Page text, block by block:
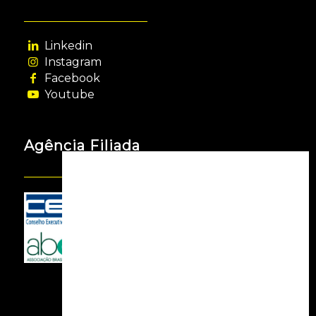
Linkedin
Instagram
Facebook
Youtube
Agência Filiada